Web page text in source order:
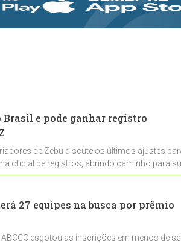
rastreabilidade e
rigor técnico para
Brasil e pode ganhar registro
de Zebu discute os últimos ajustes
oficial de registros, abrindo caminho para
27 equipes na busca por prêmio
esgotou as inscrições em menos de